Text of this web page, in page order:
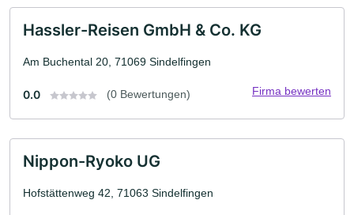
Hassler-Reisen GmbH & Co. KG
Am Buchental 20, 71069 Sindelfingen
0.0 (0 Bewertungen) Firma bewerten
Nippon-Ryoko UG
Hofstättenweg 42, 71063 Sindelfingen